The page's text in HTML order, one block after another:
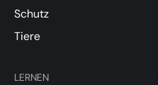
Schutz
Tiere
LERNEN